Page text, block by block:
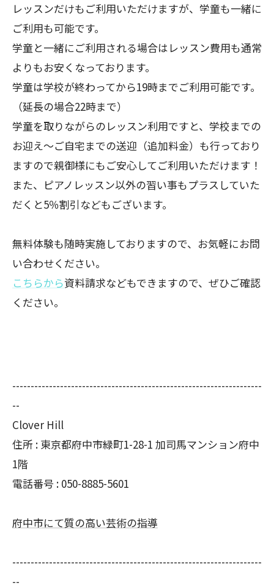
レッスンだけもご利用いただけますが、学童も一緒に
ご利用も可能です。
学童と一緒にご利用される場合はレッスン費用も通常
よりもお安くなっております。
学童は学校が終わってから19時までご利用可能です。
（延長の場合22時まで）
学童を取りながらのレッスン利用ですと、学校までの
お迎え～ご自宅までの送迎（追加料金）も行っており
ますので親御様にもご安心してご利用いただけます！
また、ピアノレッスン以外の習い事もプラスしていた
だくと5％割引などもございます。
無料体験も随時実施しておりますので、お気軽にお問
い合わせください。
こちらから資料請求などもできますので、ぜひご確認
ください。
--------------------------------------------------------------------
--
Clover Hill
住所 : 東京都府中市緑町1-28-1 加司馬マンション府中
1階
電話番号 : 050-8885-5601
府中市にて質の高い芸術の指導
--------------------------------------------------------------------
--